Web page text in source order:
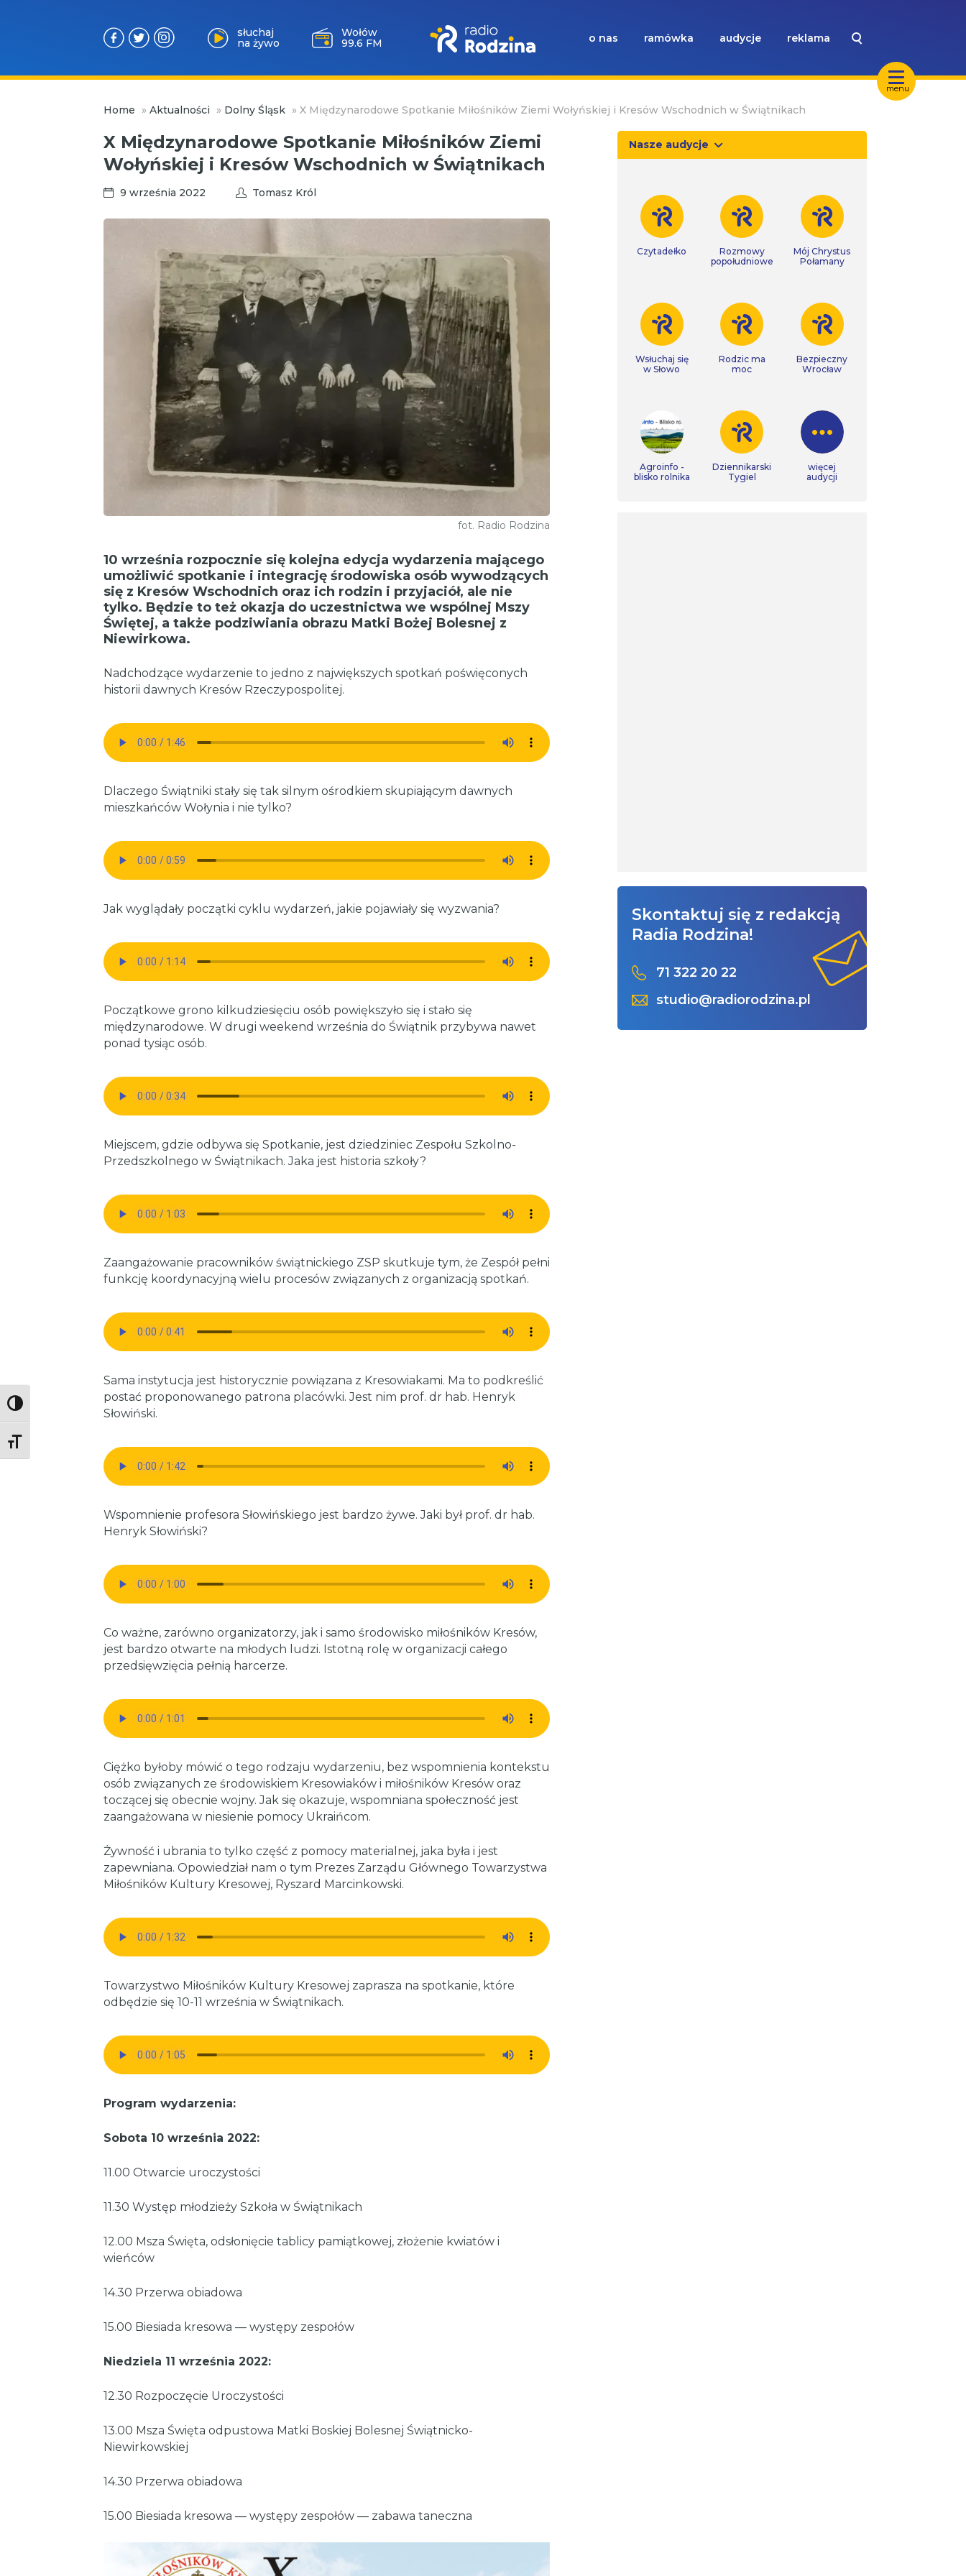
Toggle High Contrast
Toggle Font size
menu
słuchaj
na żywo
Milicz
88.5 FM
o nas ramówka audycje reklama
Home » Aktualności » Dolny Śląsk » X Międzynarodowe Spotkanie Miłośników Ziemi Wołyńskiej i Kresów Wschodnich w Świątnikach
X Międzynarodowe Spotkanie Miłośników Ziemi
Wołyńskiej i Kresów Wschodnich w Świątnikach
9 września 2022 Tomasz Król
fot. Radio Rodzina
10 września rozpocznie się kolejna edycja wydarzenia mającego
umożliwić spotkanie i integrację środowiska osób wywodzących
się z Kresów Wschodnich oraz ich rodzin i przyjaciół, ale nie
tylko. Będzie to też okazja do uczestnictwa we wspólnej Mszy
Świętej, a także podziwiania obrazu Matki Bożej Bolesnej z
Niewirkowa.
Nadchodzące wydarzenie to jedno z największych spotkań poświęconych
historii dawnych Kresów Rzeczypospolitej.
Dlaczego Świątniki stały się tak silnym ośrodkiem skupiającym dawnych
mieszkańców Wołynia i nie tylko?
Jak wyglądały początki cyklu wydarzeń, jakie pojawiały się wyzwania?
Początkowe grono kilkudziesięciu osób powiększyło się i stało się
międzynarodowe. W drugi weekend września do Świątnik przybywa nawet
ponad tysiąc osób.
Miejscem, gdzie odbywa się Spotkanie, jest dziedziniec Zespołu Szkolno-
Przedszkolnego w Świątnikach. Jaka jest historia szkoły?
Zaangażowanie pracowników świątnickiego ZSP skutkuje tym, że Zespół pełni
funkcję koordynacyjną wielu procesów związanych z organizacją spotkań.
Sama instytucja jest historycznie powiązana z Kresowiakami. Ma to podkreślić
postać proponowanego patrona placówki. Jest nim prof. dr hab. Henryk
Słowiński.
Wspomnienie profesora Słowińskiego jest bardzo żywe. Jaki był prof. dr hab.
Henryk Słowiński?
Co ważne, zarówno organizatorzy, jak i samo środowisko miłośników Kresów,
jest bardzo otwarte na młodych ludzi. Istotną rolę w organizacji całego
przedsięwzięcia pełnią harcerze.
Ciężko byłoby mówić o tego rodzaju wydarzeniu, bez wspomnienia kontekstu
osób związanych ze środowiskiem Kresowiaków i miłośników Kresów oraz
toczącej się obecnie wojny. Jak się okazuje, wspomniana społeczność jest
zaangażowana w niesienie pomocy Ukraińcom.
Żywność i ubrania to tylko część z pomocy materialnej, jaka była i jest
zapewniana. Opowiedział nam o tym Prezes Zarządu Głównego Towarzystwa
Miłośników Kultury Kresowej, Ryszard Marcinkowski.
Towarzystwo Miłośników Kultury Kresowej zaprasza na spotkanie, które
odbędzie się 10-11 września w Świątnikach.
Program wydarzenia:
Sobota 10 września 2022:
11.00 Otwarcie uroczystości
11.30 Występ młodzieży Szkoła w Świątnikach
12.00 Msza Święta, odsłonięcie tablicy pamiątkowej, złożenie kwiatów i
wieńców
14.30 Przerwa obiadowa
15.00 Biesiada kresowa — występy zespołów
Niedziela 11 września 2022:
12.30 Rozpoczęcie Uroczystości
13.00 Msza Święta odpustowa Matki Boskiej Bolesnej Świątnicko-
Niewirkowskiej
14.30 Przerwa obiadowa
15.00 Biesiada kresowa — występy zespołów — zabawa taneczna
Nasze audycje
Czytadełko
Rozmowy
popołudniowe
Mój Chrystus
Połamany
Wsłuchaj się
w Słowo
Rodzic ma
moc
Bezpieczny
Wrocław
Agroinfo -
blisko rolnika
Dziennikarski
Tygiel
więcej
audycji
Skontaktuj się z redakcją
Radia Rodzina!
71 322 20 22
studio@radiorodzina.pl